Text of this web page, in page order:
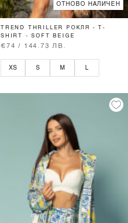
ОТНОВО НАЛИЧЕН
TREND THRILLER РОКЛЯ - T-
SHIRT - SOFT BEIGE
€74 / 144.73 ЛВ.
XS S M L